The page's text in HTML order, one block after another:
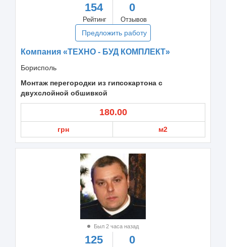
154
Рейтинг
0
Отзывов
Предложить работу
Компания «ТЕХНО - БУД КОМПЛЕКТ»
Борисполь
Монтаж перегородки из гипсокартона с
двухслойной обшивкой
180.00
грн м2
Был 2 часа назад
125 0